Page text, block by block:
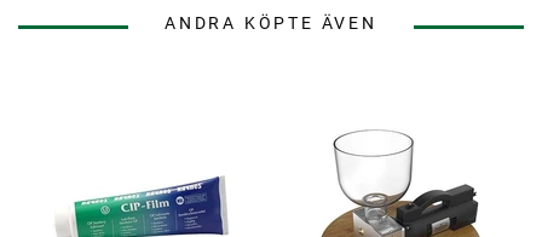
ANDRA KÖPTE ÄVEN